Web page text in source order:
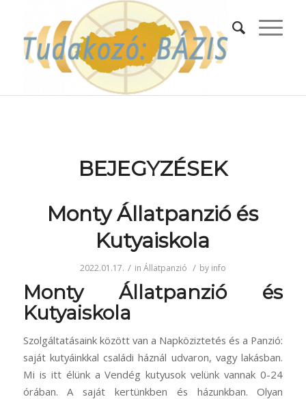
BEJEGYZÉSEK
Monty Állatpanzió és
Kutyaiskola
2022.01.17. / in Állatpanzió / by info
Monty Állatpanzió és
Kutyaiskola
Szolgáltatásaink között van a Napköziztetés és a Panzió:
saját kutyáinkkal családi háznál udvaron, vagy lakásban.
Mi is itt élünk a Vendég kutyusok velünk vannak 0-24
órában. A saját kertünkben és házunkban. Olyan